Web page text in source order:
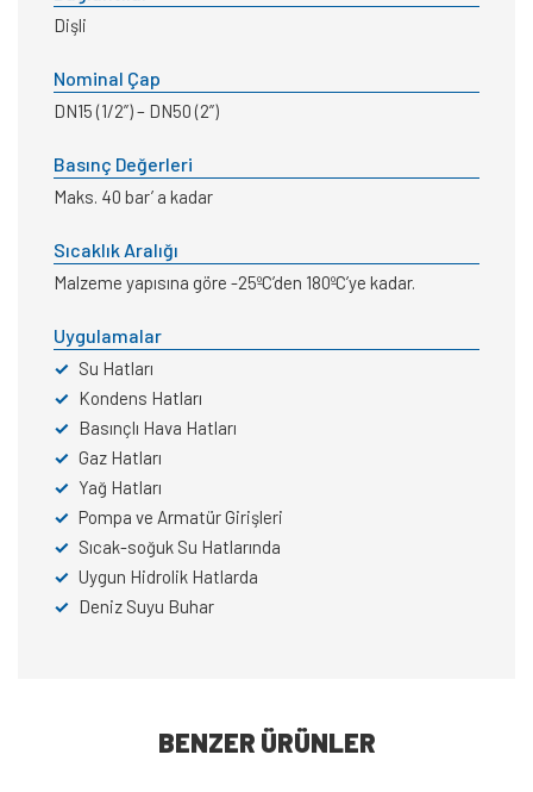
Dişli
Nominal Çap
DN15 (1/2”) – DN50 (2”)
Basınç Değerleri
Maks. 40 bar’ a kadar
Sıcaklık Aralığı
Malzeme yapısına göre -25ºC’den 180ºC’ye kadar.
Uygulamalar
✓ Su Hatları
✓ Kondens Hatları
✓ Basınçlı Hava Hatları
✓ Gaz Hatları
✓ Yağ Hatları
✓ Pompa ve Armatür Girişleri
✓ Sıcak-soğuk Su Hatlarında
✓ Uygun Hidrolik Hatlarda
✓ Deniz Suyu Buhar
BENZER ÜRÜNLER